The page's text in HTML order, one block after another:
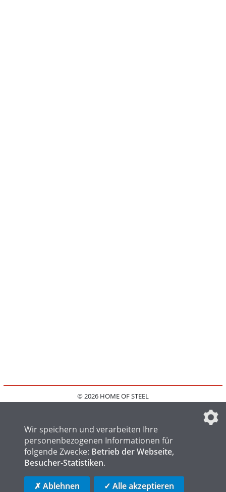
© 2026 HOME OF STEEL
IMPRESSUM
FAQ
DATENSCHUTZEINSTELLUNGEN
HOME OF LOGISTICS
Wir speichern und verarbeiten Ihre
personenbezogenen Informationen für
folgende Zwecke: Betrieb der Webseite,
Besucher-Statistiken.
✗ Ablehnen ✓ Alle akzeptieren